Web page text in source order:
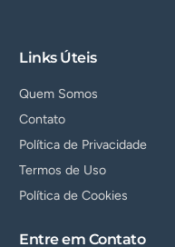
Links Úteis
Quem Somos
Contato
Política de Privacidade
Termos de Uso
Política de Cookies
Entre em Contato